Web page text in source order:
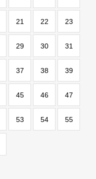
21 22 23
29 30 31
37 38 39
45 46 47
53 54 55